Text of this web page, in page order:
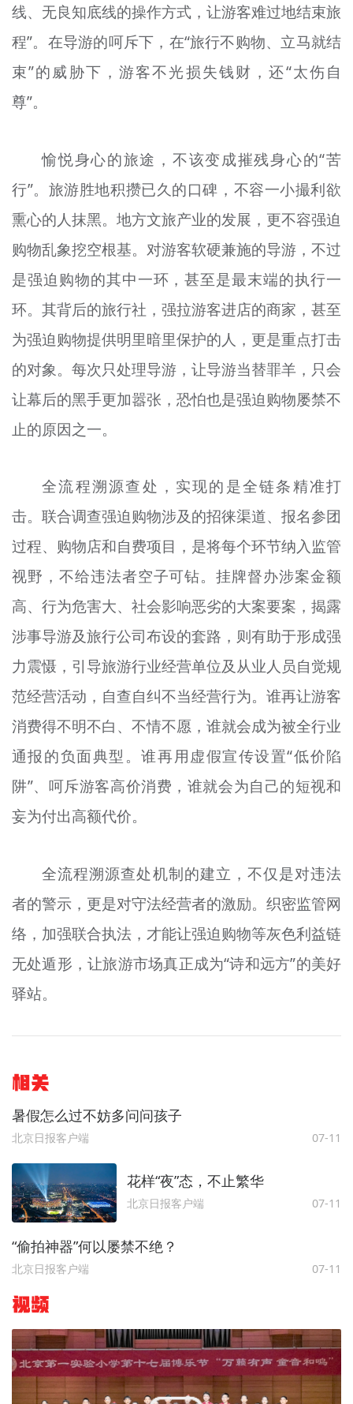
线、无良知底线的操作方式，让游客难过地结束旅
程”。在导游的呵斥下，在“旅行不购物、立马就结
束”的威胁下，游客不光损失钱财，还“太伤自
尊”。
愉悦身心的旅途，不该变成摧残身心的“苦
行”。旅游胜地积攒已久的口碑，不容一小撮利欲
熏心的人抹黑。地方文旅产业的发展，更不容强迫
购物乱象挖空根基。对游客软硬兼施的导游，不过
是强迫购物的其中一环，甚至是最末端的执行一
环。其背后的旅行社，强拉游客进店的商家，甚至
为强迫购物提供明里暗里保护的人，更是重点打击
的对象。每次只处理导游，让导游当替罪羊，只会
让幕后的黑手更加嚣张，恐怕也是强迫购物屡禁不
止的原因之一。
全流程溯源查处，实现的是全链条精准打
击。联合调查强迫购物涉及的招徕渠道、报名参团
过程、购物店和自费项目，是将每个环节纳入监管
视野，不给违法者空子可钻。挂牌督办涉案金额
高、行为危害大、社会影响恶劣的大案要案，揭露
涉事导游及旅行公司布设的套路，则有助于形成强
力震慑，引导旅游行业经营单位及从业人员自觉规
范经营活动，自查自纠不当经营行为。谁再让游客
消费得不明不白、不情不愿，谁就会成为被全行业
通报的负面典型。谁再用虚假宣传设置“低价陷
阱”、呵斥游客高价消费，谁就会为自己的短视和
妄为付出高额代价。
全流程溯源查处机制的建立，不仅是对违法
者的警示，更是对守法经营者的激励。织密监管网
络，加强联合执法，才能让强迫购物等灰色利益链
无处遁形，让旅游市场真正成为“诗和远方”的美好
驿站。
相关
暑假怎么过不妨多问问孩子
北京日报客户端 07-11
花样“夜”态，不止繁华
北京日报客户端 07-11
“偷拍神器”何以屡禁不绝？
北京日报客户端 07-11
视频